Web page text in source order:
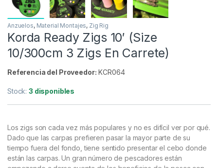
Anzuelos,Material Montajes,Zig Rig
Korda Ready Zigs 10′ (Size